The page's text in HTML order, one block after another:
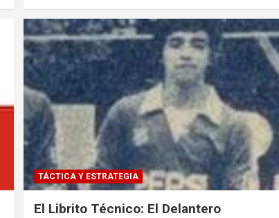
TÁCTICA Y ESTRATEGIA
El Librito Técnico: El Delantero